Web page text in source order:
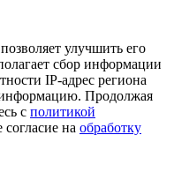
улучшить его
сбор информации
IP-адрес региона
Продолжая
с политикой
согласие на обработку